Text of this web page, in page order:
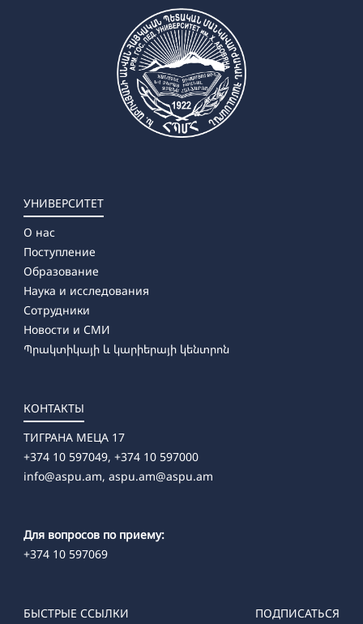
➜ Технология и предпринимательство
УНИВЕРСИТЕТ
О нас
Поступление
Образование
Наука и исследования
Сотрудники
Новости и СМИ
Պրակտիկայի և կարիերայի կենտրոն
КОНТАКТЫ
ТИГРАНА МЕЦА 17
+374 10 597049, +374 10 597000
info@aspu.am, aspu.am@aspu.am
Для вопросов по приему:
+374 10 597069
БЫСТРЫЕ ССЫЛКИ ПОДПИСАТЬСЯ